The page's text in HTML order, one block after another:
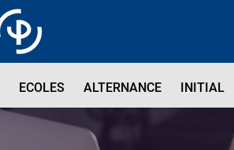
ECOLES ALTERNANCE INITIAL